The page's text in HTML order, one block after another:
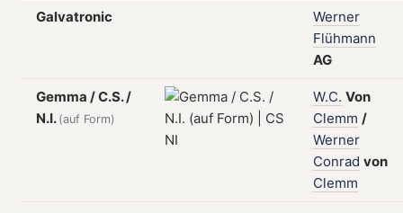
Galvatronic
Werner
Flühmann
AG
Gemma / C.S. /
N.I. (auf Form)
W.C. Von
Clemm /
Werner
Conrad von
Clemm